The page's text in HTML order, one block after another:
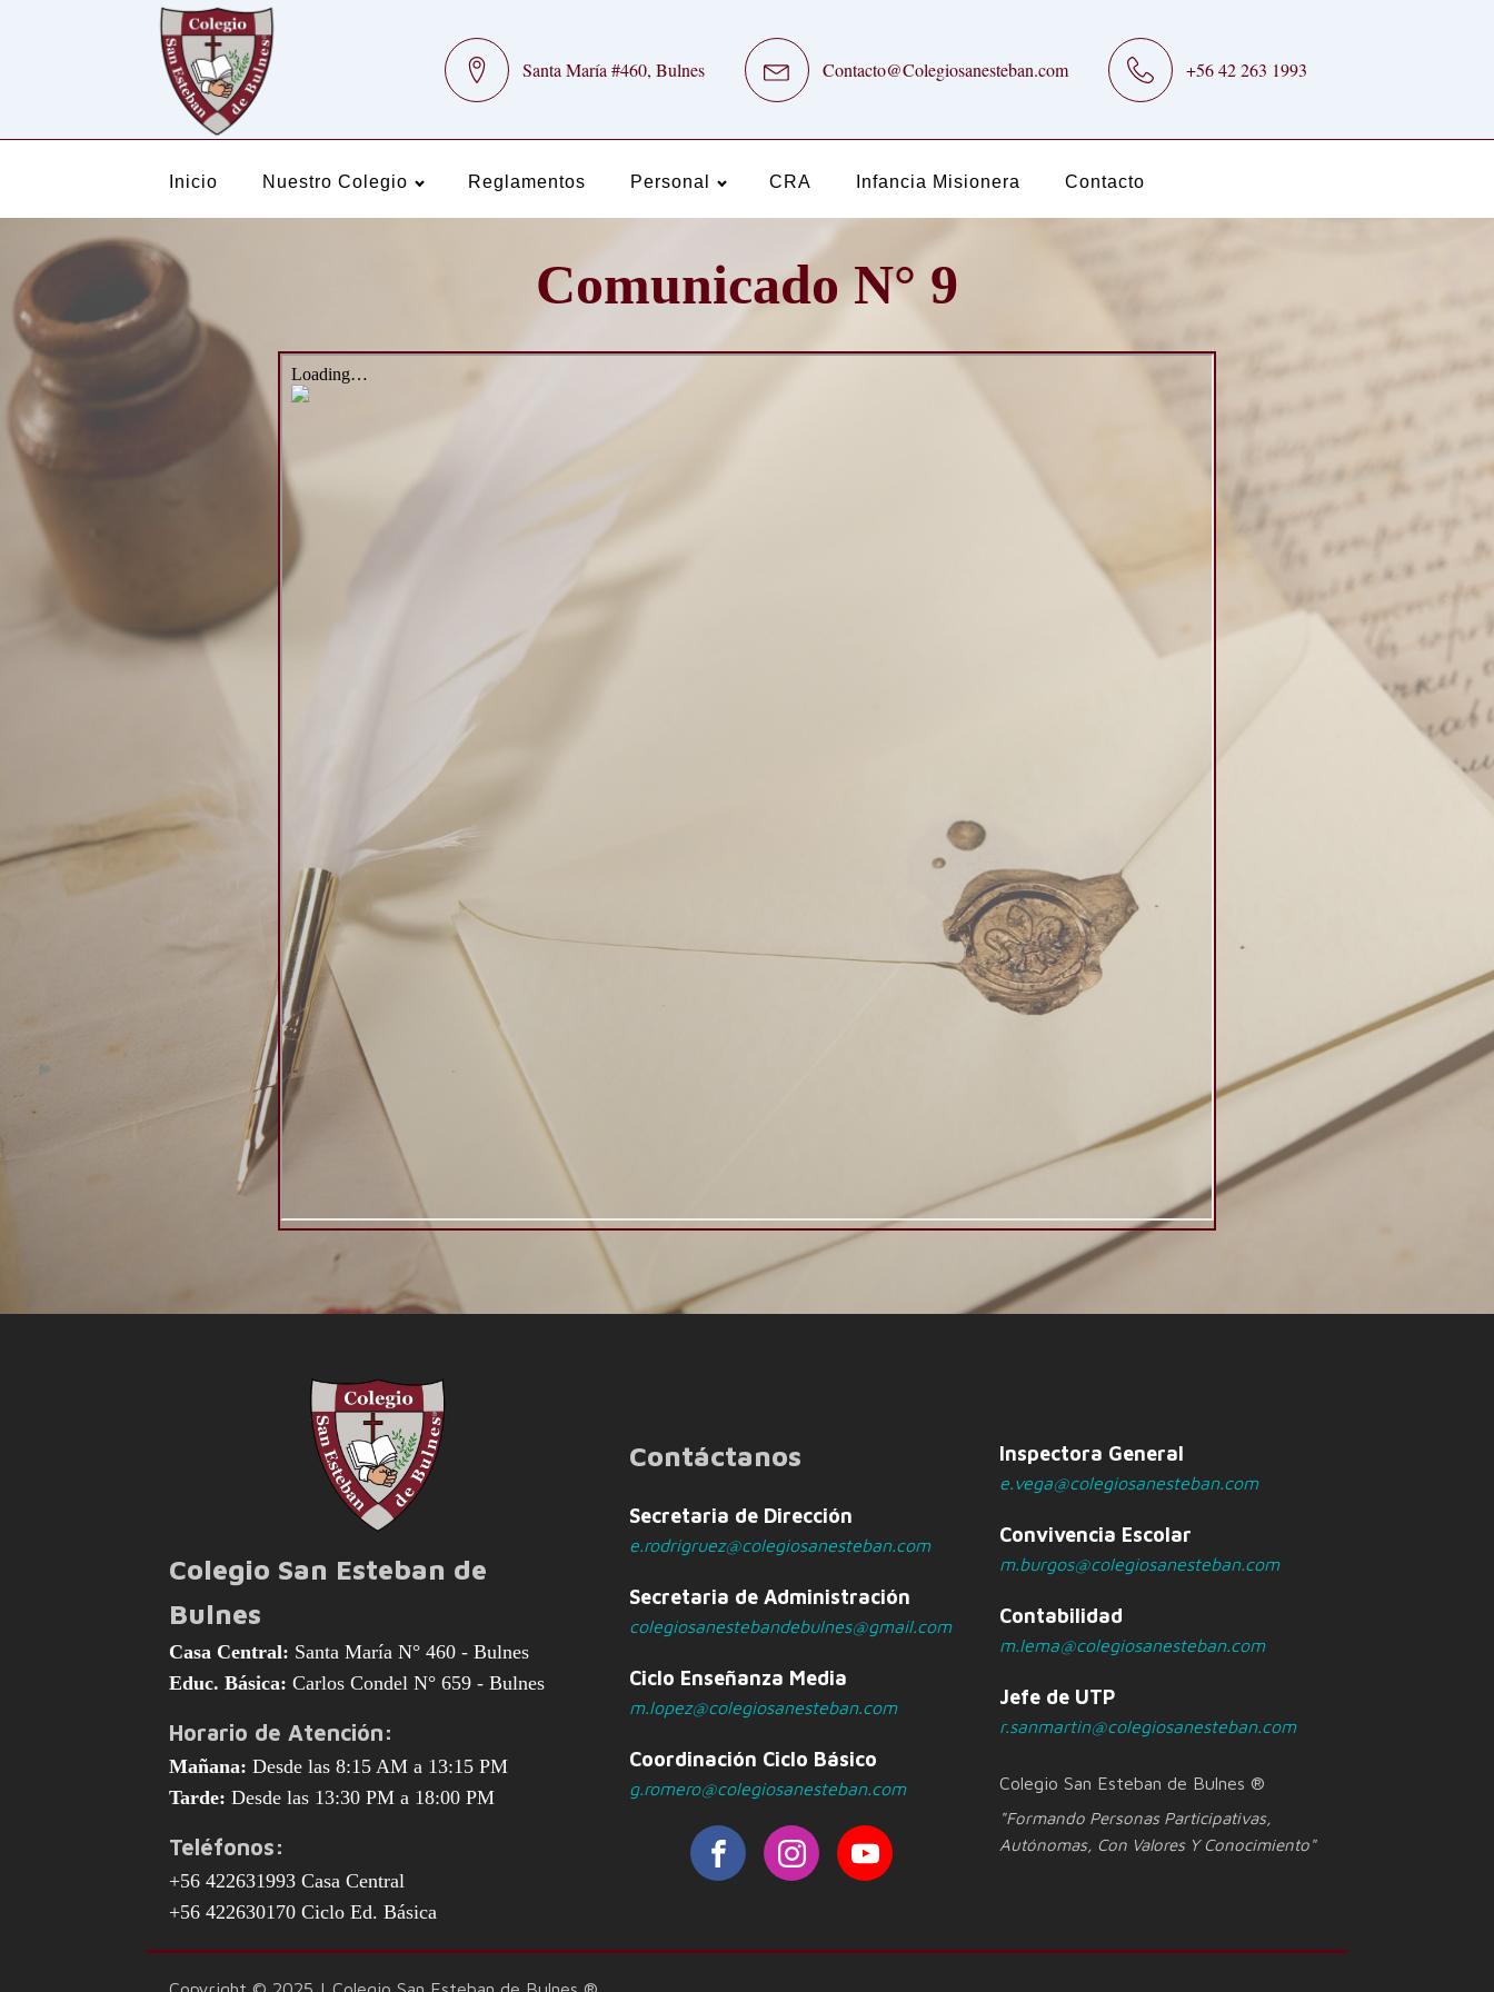
Santa María #460, Bulnes Contacto@Colegiosanesteban.com +56 42 263 1993
Inicio Nuestro Colegio Reglamentos Personal CRA Infancia Misionera Contacto
Comunicado N° 9
Colegio San Esteban de
Bulnes
Casa Central: Santa María N° 460 - Bulnes
Educ. Básica: Carlos Condel N° 659 - Bulnes
Horario de Atención:
Mañana: Desde las 8:15 AM a 13:15 PM
Tarde: Desde las 13:30 PM a 18:00 PM
Teléfonos:
+56 422631993 Casa Central
+56 422630170 Ciclo Ed. Básica
Contáctanos
Secretaria de Dirección
e.rodrigruez@colegiosanesteban.com
Secretaria de Administración
colegiosanestebandebulnes@gmail.com
Ciclo Enseñanza Media
m.lopez@colegiosanesteban.com
Coordinación Ciclo Básico
g.romero@colegiosanesteban.com
Inspectora General
e.vega@colegiosanesteban.com
Convivencia Escolar
m.burgos@colegiosanesteban.com
Contabilidad
m.lema@colegiosanesteban.com
Jefe de UTP
r.sanmartin@colegiosanesteban.com
Colegio San Esteban de Bulnes ®
"Formando Personas Participativas,
Autónomas, Con Valores Y Conocimiento"